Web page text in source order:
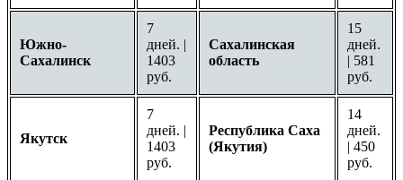
Южно-
Сахалинск
7
дней. |
1403
руб.
Сахалинская
область
15
дней.
| 581
руб.
Якутск
7
дней. |
1403
руб.
Республика Саха
(Якутия)
14
дней.
| 450
руб.